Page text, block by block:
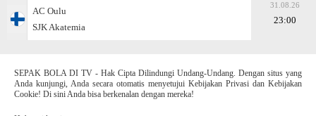
AC Oulu
SJK Akatemia
31.08.26
23:00
SEPAK BOLA DI TV - Hak Cipta Dilindungi Undang-Undang. Dengan situs yang
Anda kunjungi, Anda secara otomatis menyetujui Kebijakan Privasi dan Kebijakan
Cookie! Di sini Anda bisa berkenalan dengan mereka!